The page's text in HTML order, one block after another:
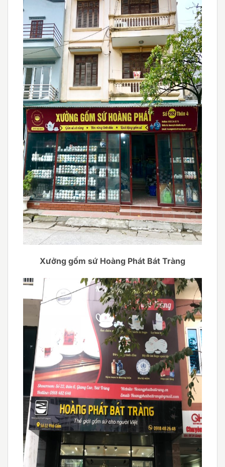
Xưởng gốm sứ Hoàng Phát Bát Tràng